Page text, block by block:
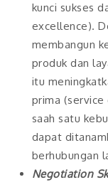
kunci sukses
excellence).
membangun
produk dan
itu
prima
saah satu
dapat
berhubungan
Negotiation